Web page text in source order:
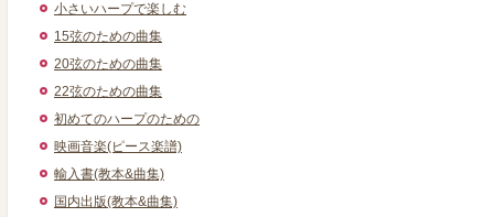
小さいハープで楽しむ
15弦のための曲集
20弦のための曲集
22弦のための曲集
初めてのハープのための
映画音楽(ピース楽譜)
輸入書(教本&曲集)
国内出版(教本&曲集)